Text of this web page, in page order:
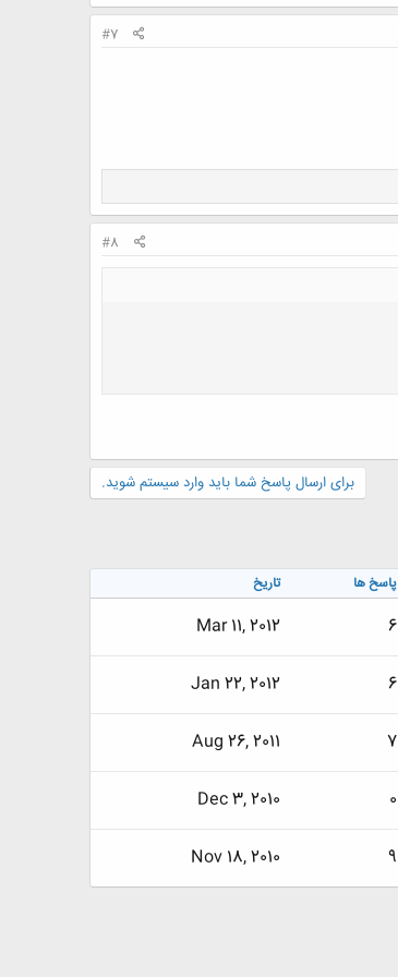
#7
#8
برای ارسال پاسخ شما باید وارد سیستم شوید.
پاسخ ها تاریخ
6
Mar 11, 2012
6
Jan 22, 2012
7
Aug 26, 2011
0
Dec 3, 2010
9
Nov 18, 2010